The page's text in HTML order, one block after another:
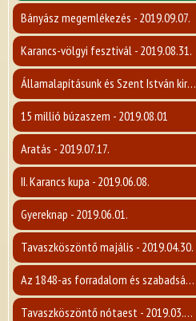
Bányász megemlékezés - 2019.09.07.
Karancs-völgyi fesztivál - 2019.08.31.
Államalapításunk és Szent István király ünnepe
15 millió búzaszem - 2019.08.01
Aratás - 2019.07.17.
II. Karancs kupa - 2019.06.08.
Gyereknap - 2019.06.01.
Tavaszköszöntő majális - 2019.04.30.
Az 1848-as forradalom és szabadságharc emlékére - 2019.03.14.
Tavaszköszöntő nótaest - 2019.03.09.